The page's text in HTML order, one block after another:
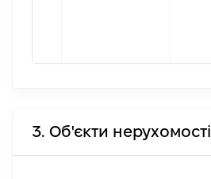
3. Об'єкти нерухомості